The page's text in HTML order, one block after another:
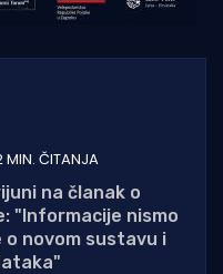
MIN. ČITANJA
na članak o
"Informacije nismo
o novom sustavu i